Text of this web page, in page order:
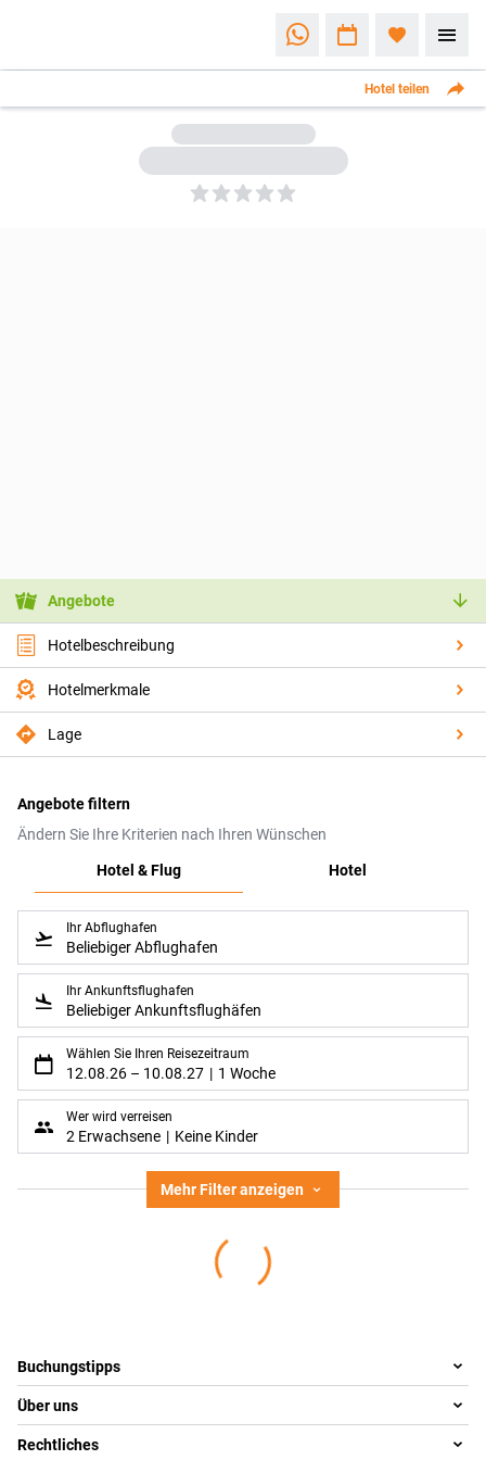
Hotel teilen
5
Angebote
Hotelbeschreibung
Hotelmerkmale
Lage
Angebote filtern
Ändern Sie Ihre Kriterien nach Ihren Wünschen
Hotel & Flug
Hotel
Ihr Abflughafen
Beliebiger Abflughafen
Ihr Ankunftsflughafen
Beliebiger Ankunftsflughäfen
Wählen Sie Ihren Reisezeitraum
12.08.26 – 10.08.27 1 Woche
Wer wird verreisen
2 Erwachsene Keine Kinder
Mehr Filter anzeigen
Footer navigation
Buchungstipps
Warum im Reisebüro buchen
Reisewelten
Über uns
Team
Rechtliches